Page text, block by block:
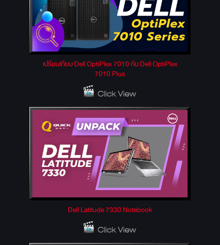
เปรียบเทียบ Dell OptiPlex 7010 กับ Dell OptiPlex
7010 Plus
Dell Latitude 7330 Notebook